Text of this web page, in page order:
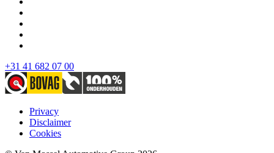
+31 41 682 07 00
Privacy
Disclaimer
Cookies